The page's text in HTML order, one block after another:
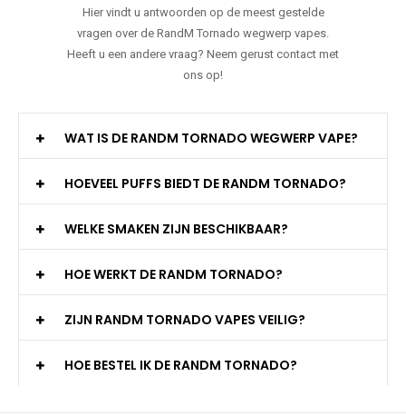
Hier vindt u antwoorden op de meest gestelde
vragen over de RandM Tornado wegwerp vapes.
Heeft u een andere vraag? Neem gerust contact met
ons op!
WAT IS DE RANDM TORNADO WEGWERP VAPE?
HOEVEEL PUFFS BIEDT DE RANDM TORNADO?
WELKE SMAKEN ZIJN BESCHIKBAAR?
HOE WERKT DE RANDM TORNADO?
ZIJN RANDM TORNADO VAPES VEILIG?
HOE BESTEL IK DE RANDM TORNADO?